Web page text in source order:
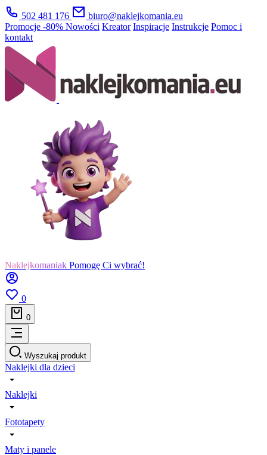
502 481 176
biuro@naklejkomania.eu
Promocje -80% Nowości Kreator Inspiracje Instrukcje Pomoc i
kontakt
Naklejkomaniak Pomogę Ci wybrać!
0
0
Wyszukaj produkt
Naklejki dla dzieci
Naklejki
Fototapety
Maty i panele